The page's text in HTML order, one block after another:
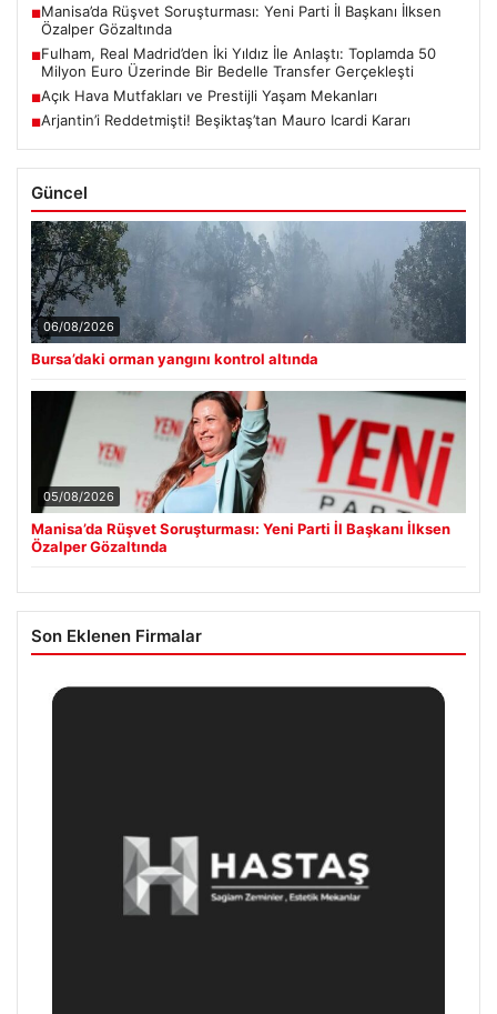
■Manisa’da Rüşvet Soruşturması: Yeni Parti İl Başkanı İlksen
Özalper Gözaltında
■Fulham, Real Madrid’den İki Yıldız İle Anlaştı: Toplamda 50
Milyon Euro Üzerinde Bir Bedelle Transfer Gerçekleşti
■Açık Hava Mutfakları ve Prestijli Yaşam Mekanları
■Arjantin’i Reddetmişti! Beşiktaş’tan Mauro Icardi Kararı
Güncel
06/08/2026
Bursa’daki orman yangını kontrol altında
05/08/2026
Manisa’da Rüşvet Soruşturması: Yeni Parti İl Başkanı İlksen
Özalper Gözaltında
Son Eklenen Firmalar